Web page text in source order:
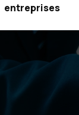
entreprises